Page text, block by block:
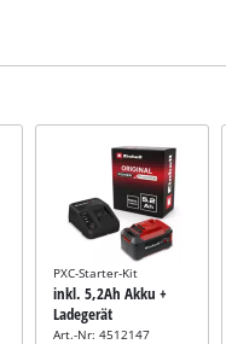
PXC-Starter-Kit
inkl. 5,2Ah Akku +
Ladegerät
Art.-Nr: 4512147